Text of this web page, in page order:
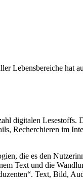
Lebensbereiche hat
digitalen
Recherchieren im
die es den
Text und die
Text, Bild,